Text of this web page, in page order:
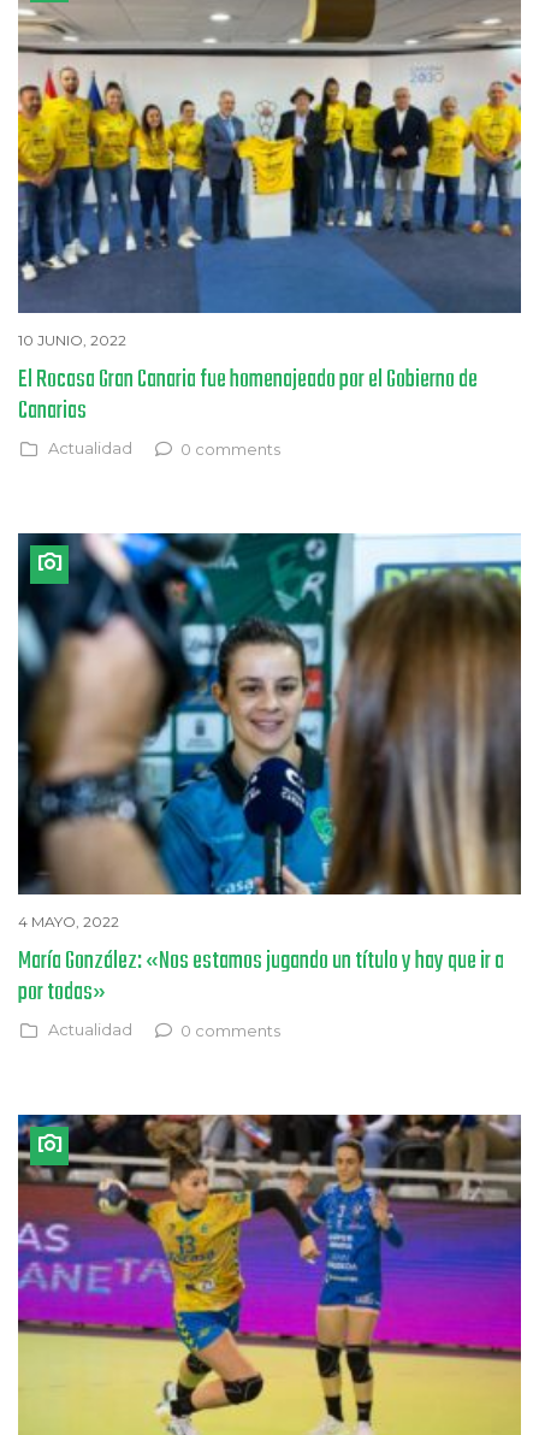
10 JUNIO, 2022
El Rocasa Gran Canaria fue homenajeado por el Gobierno de
Canarias
Actualidad 0 comments
4 MAYO, 2022
María González: «Nos estamos jugando un título y hay que ir a
por todas»
Actualidad 0 comments